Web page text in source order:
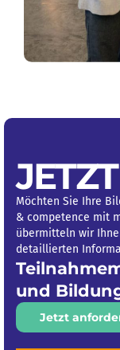
Möchten Sie Ihre
& competence mit
übermitteln wir
detaillierten
und
Jetzt